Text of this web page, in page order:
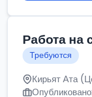
Работа на
Требуются
Кирьят Ата